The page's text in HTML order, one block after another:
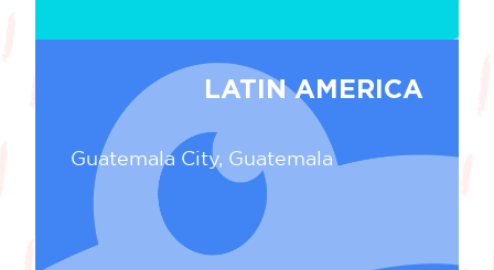
LATIN AMERICA
Guatemala City, Guatemala